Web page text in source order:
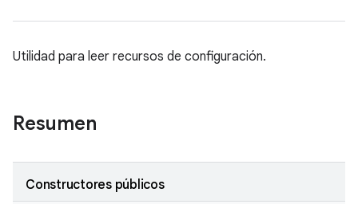
Utilidad para leer recursos de configuración.
Resumen
Constructores públicos